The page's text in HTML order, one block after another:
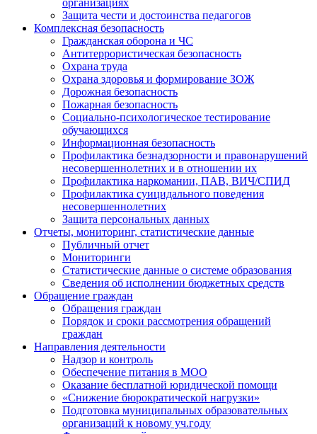
организациях
Защита чести и достоинства педагогов
Комплексная безопасность
Гражданская оборона и ЧС
Антитеррористическая безопасность
Охрана труда
Охрана здоровья и формирование ЗОЖ
Дорожная безопасность
Пожарная безопасность
Социально-психологическое тестирование
обучающихся
Информационная безопасность
Профилактика безнадзорности и правонарушений
несовершеннолетних и в отношении их
Профилактика наркомании, ПАВ, ВИЧ/СПИД
Профилактика суицидального поведения
несовершеннолетних
Защита персональных данных
Отчеты, мониторинг, статистические данные
Публичный отчет
Мониторинги
Статистические данные о системе образования
Сведения об исполнении бюджетных средств
Обращение граждан
Обращения граждан
Порядок и сроки рассмотрения обращений
граждан
Направления деятельности
Надзор и контроль
Обеспечение питания в МОО
Оказание бесплатной юридической помощи
«Снижение бюрократической нагрузки»
Подготовка муниципальных образовательных
организаций к новому уч.году